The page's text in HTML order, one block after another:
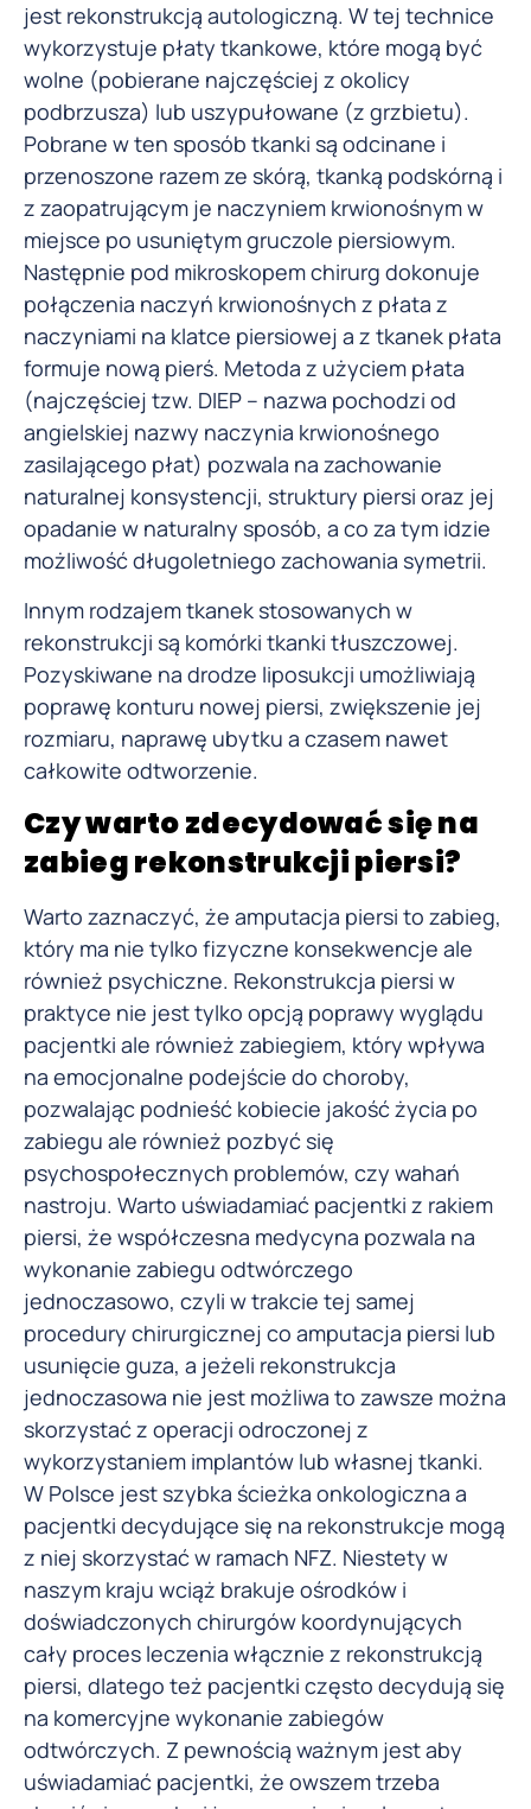
jest rekonstrukcją autologiczną. W tej technice
wykorzystuje płaty tkankowe, które mogą być
wolne (pobierane najczęściej z okolicy
podbrzusza) lub uszypułowane (z grzbietu).
Pobrane w ten sposób tkanki są odcinane i
przenoszone razem ze skórą, tkanką podskórną i
z zaopatrującym je naczyniem krwionośnym w
miejsce po usuniętym gruczole piersiowym.
Następnie pod mikroskopem chirurg dokonuje
połączenia naczyń krwionośnych z płata z
naczyniami na klatce piersiowej a z tkanek płata
formuje nową pierś. Metoda z użyciem płata
(najczęściej tzw. DIEP – nazwa pochodzi od
angielskiej nazwy naczynia krwionośnego
zasilającego płat) pozwala na zachowanie
naturalnej konsystencji, struktury piersi oraz jej
opadanie w naturalny sposób, a co za tym idzie
możliwość długoletniego zachowania symetrii.
Innym rodzajem tkanek stosowanych w
rekonstrukcji są komórki tkanki tłuszczowej.
Pozyskiwane na drodze liposukcji umożliwiają
poprawę konturu nowej piersi, zwiększenie jej
rozmiaru, naprawę ubytku a czasem nawet
całkowite odtworzenie.
Czy warto zdecydować się na
zabieg rekonstrukcji piersi?
Warto zaznaczyć, że amputacja piersi to zabieg,
który ma nie tylko fizyczne konsekwencje ale
również psychiczne. Rekonstrukcja piersi w
praktyce nie jest tylko opcją poprawy wyglądu
pacjentki ale również zabiegiem, który wpływa
na emocjonalne podejście do choroby,
pozwalając podnieść kobiecie jakość życia po
zabiegu ale również pozbyć się
psychospołecznych problemów, czy wahań
nastroju. Warto uświadamiać pacjentki z rakiem
piersi, że współczesna medycyna pozwala na
wykonanie zabiegu odtwórczego
jednoczasowo, czyli w trakcie tej samej
procedury chirurgicznej co amputacja piersi lub
usunięcie guza, a jeżeli rekonstrukcja
jednoczasowa nie jest możliwa to zawsze można
skorzystać z operacji odroczonej z
wykorzystaniem implantów lub własnej tkanki.
W Polsce jest szybka ścieżka onkologiczna a
pacjentki decydujące się na rekonstrukcje mogą
z niej skorzystać w ramach NFZ. Niestety w
naszym kraju wciąż brakuje ośrodków i
doświadczonych chirurgów koordynujących
cały proces leczenia włącznie z rekonstrukcją
piersi, dlatego też pacjentki często decydują się
na komercyjne wykonanie zabiegów
odtwórczych. Z pewnością ważnym jest aby
uświadamiać pacjentki, że owszem trzeba